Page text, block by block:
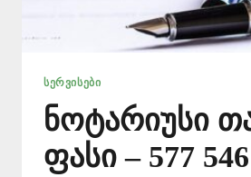
ᲡᲔᲠᲕᲘᲡᲔᲑᲘ
ნოტარიუსი
ფასი – 577